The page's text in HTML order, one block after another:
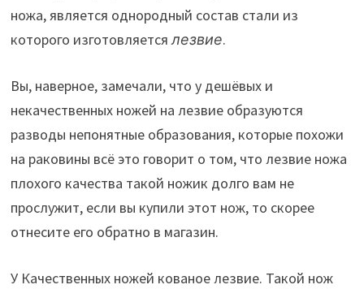
ножа, является однородный состав стали из
которого изготовляетсялезвие.
Вы, наверное, замечали, что у дешёвых и
некачественных ножей на лезвие образуются
разводы непонятные образования, которые похожи
на раковины всё это говорит о том, что лезвие ножа
плохого качества такой ножик долго вам не
прослужит, если вы купили этот нож, то скорее
отнесите его обратно в магазин.
У Качественных ножей кованое лезвие. Такой нож